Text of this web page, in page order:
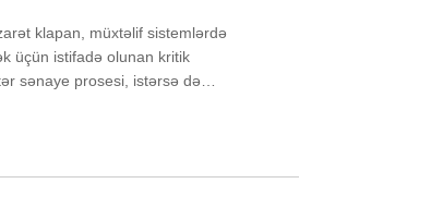
klapan, müxtəlif sistemlərdə
üçün istifadə olunan kritik
sənaye prosesi, istərsə də
klapanlar sistemin optimal